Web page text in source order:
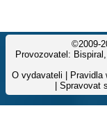
©2009-
Provozovatel:
O vydavateli
Pravidla
Spravovat